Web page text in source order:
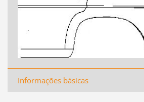
Informações básicas